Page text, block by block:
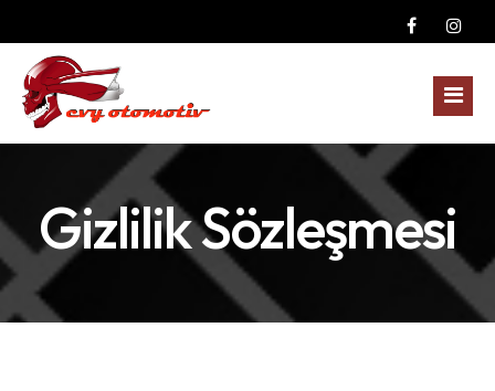
Anasayfa
Kurumsal
Yedek Parçalar
Gizlilik Sözleşmesi